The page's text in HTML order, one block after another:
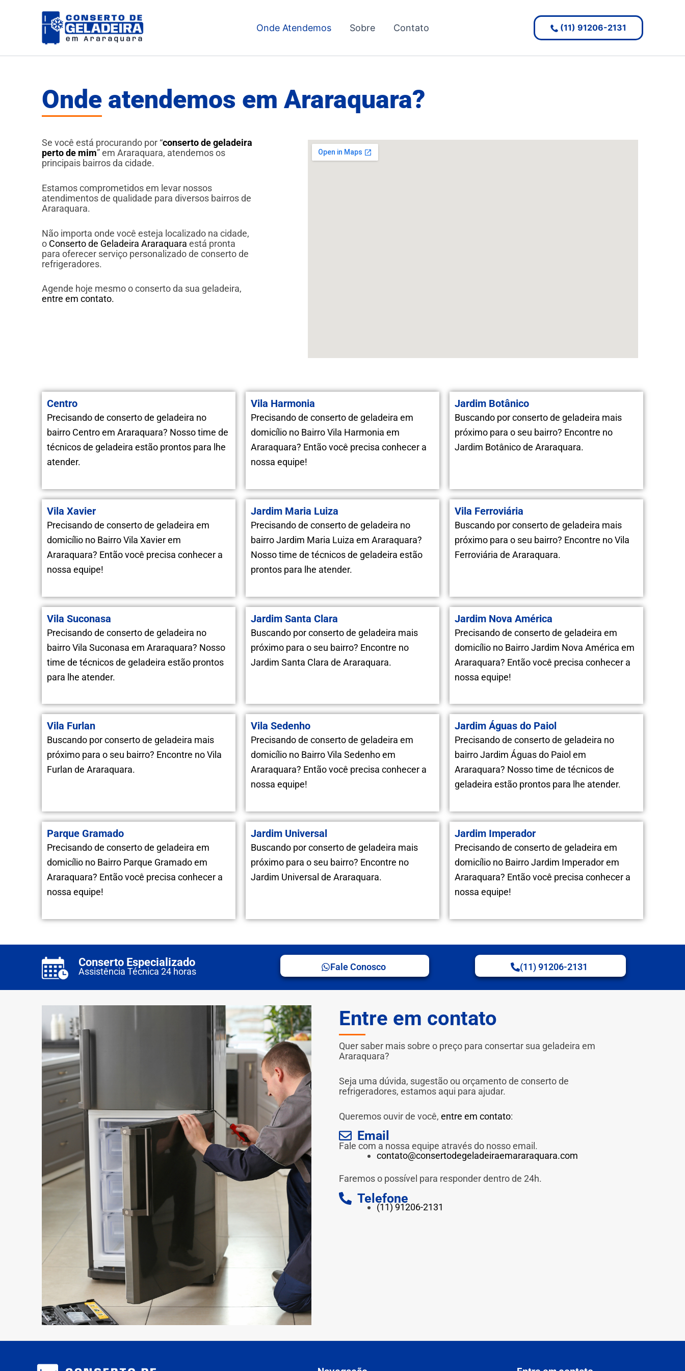
Onde Atendemos Sobre Contato (11) 91206-2131
Onde atendemos em Araraquara?
Se você está procurando por “conserto de geladeira
perto de mim” em Araraquara, atendemos os
principais bairros da cidade.
Estamos comprometidos em levar nossos
atendimentos de qualidade para diversos bairros de
Araraquara.
Não importa onde você esteja localizado na cidade,
o Conserto de Geladeira Araraquara está pronta
para oferecer serviço personalizado de conserto de
refrigeradores.
Agende hoje mesmo o conserto da sua geladeira,
entre em contato.
Centro
Precisando de conserto de geladeira no
bairro Centro em Araraquara? Nosso time de
técnicos de geladeira estão prontos para lhe
atender.
Vila Harmonia
Precisando de conserto de geladeira em
domicílio no Bairro Vila Harmonia em
Araraquara? Então você precisa conhecer a
nossa equipe!
Jardim Botânico
Buscando por conserto de geladeira mais
próximo para o seu bairro? Encontre no
Jardim Botânico de Araraquara.
Vila Xavier
Precisando de conserto de geladeira em
domicílio no Bairro Vila Xavier em
Araraquara? Então você precisa conhecer a
nossa equipe!
Jardim Maria Luiza
Precisando de conserto de geladeira no
bairro Jardim Maria Luiza em Araraquara?
Nosso time de técnicos de geladeira estão
prontos para lhe atender.
Vila Ferroviária
Buscando por conserto de geladeira mais
próximo para o seu bairro? Encontre no Vila
Ferroviária de Araraquara.
Vila Suconasa
Precisando de conserto de geladeira no
bairro Vila Suconasa em Araraquara? Nosso
time de técnicos de geladeira estão prontos
para lhe atender.
Jardim Santa Clara
Buscando por conserto de geladeira mais
próximo para o seu bairro? Encontre no
Jardim Santa Clara de Araraquara.
Jardim Nova América
Precisando de conserto de geladeira em
domicílio no Bairro Jardim Nova América em
Araraquara? Então você precisa conhecer a
nossa equipe!
Vila Furlan
Buscando por conserto de geladeira mais
próximo para o seu bairro? Encontre no Vila
Furlan de Araraquara.
Vila Sedenho
Precisando de conserto de geladeira em
domicílio no Bairro Vila Sedenho em
Araraquara? Então você precisa conhecer a
nossa equipe!
Jardim Águas do Paiol
Precisando de conserto de geladeira no
bairro Jardim Águas do Paiol em
Araraquara? Nosso time de técnicos de
geladeira estão prontos para lhe atender.
Parque Gramado
Precisando de conserto de geladeira em
domicílio no Bairro Parque Gramado em
Araraquara? Então você precisa conhecer a
nossa equipe!
Jardim Universal
Buscando por conserto de geladeira mais
próximo para o seu bairro? Encontre no
Jardim Universal de Araraquara.
Jardim Imperador
Precisando de conserto de geladeira em
domicílio no Bairro Jardim Imperador em
Araraquara? Então você precisa conhecer a
nossa equipe!
Conserto Especializado
Assistência Técnica 24 horas Fale Conosco (11) 91206-2131
Entre em contato
Quer saber mais sobre o preço para consertar sua geladeira em
Araraquara?
Seja uma dúvida, sugestão ou orçamento de conserto de
refrigeradores, estamos aqui para ajudar.
Queremos ouvir de você, entre em contato:
Email
Fale com a nossa equipe através do nosso email.
contato@consertodegeladeiraemararaquara.com
Faremos o possível para responder dentro de 24h.
Telefone
(11) 91206-2131